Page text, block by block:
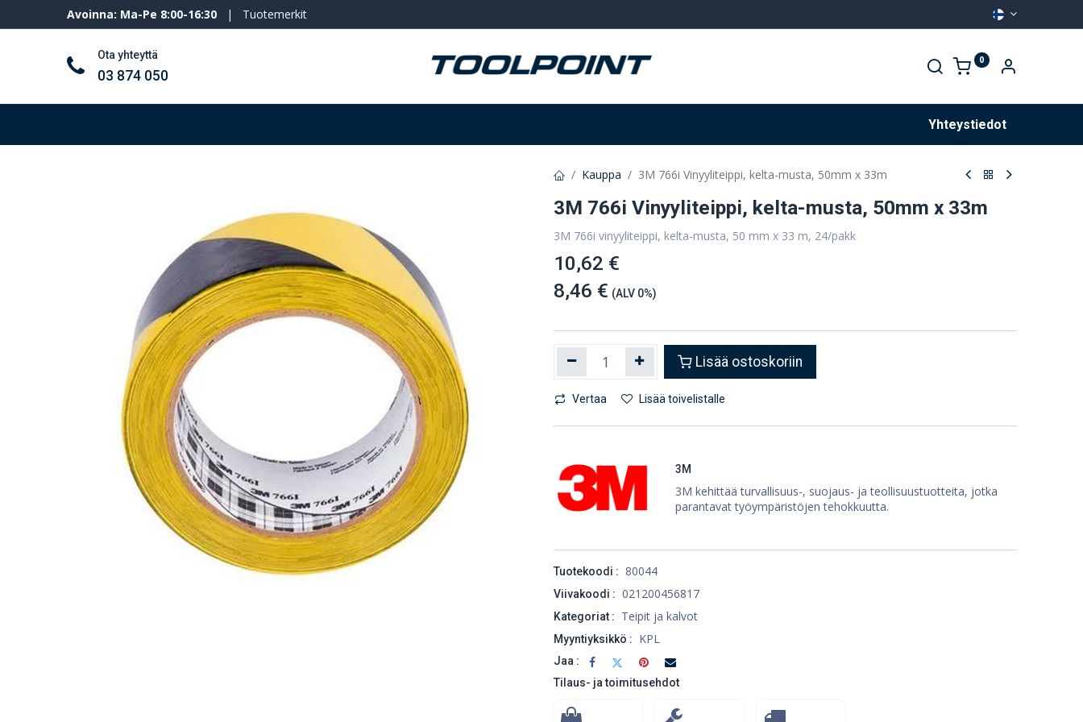
Avoinna: Ma-Pe 8:00-16:30 | Tuotemerkit
Ota yhteyttä
03 874 050
0
Yhteystiedot
Kauppa 3M 766i Vinyyliteippi, kelta-musta, 50mm x 33m
3M 766i Vinyyliteippi, kelta-musta, 50mm x 33m
3M 766i vinyyliteippi, kelta-musta, 50 mm x 33 m, 24/pakk
10,62 €
8,46 € (ALV 0%)
Lisää ostoskoriin
Vertaa Lisää toivelistalle
3M
3M kehittää turvallisuus-, suojaus- ja teollisuustuotteita, jotka
parantavat työympäristöjen tehokkuutta.
Tuotekoodi : 80044
Viivakoodi : 021200456817
Kategoriat : Teipit ja kalvot
Myyntiyksikkö : KPL
Jaa :
Tilaus- ja toimitusehdot